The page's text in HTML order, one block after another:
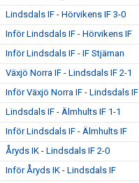
Lindsdals IF - Hörvikens IF 3-0
Inför Lindsdals IF - Hörvikens IF
Inför Lindsdals IF - IF Stjärnan
Växjö Norra IF - Lindsdals IF 2-1
Inför Växjö Norra IF - Lindsdals IF
Lindsdals IF - Älmhults IF 1-1
Inför Lindsdals IF - Älmhults IF
Åryds IK - Lindsdals IF 2-0
Inför Åryds IK - Lindsdals IF